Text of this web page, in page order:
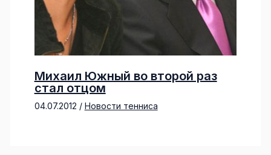
Михаил Южный во второй раз
стал отцом
04.07.2012 / Новости тенниса